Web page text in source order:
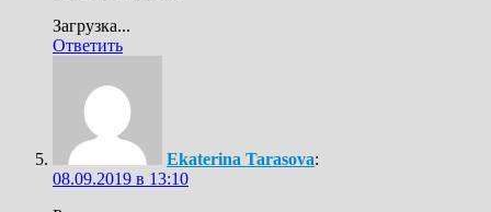
Загрузка...
Ответить
Ekaterina Tarasova:
08.09.2019 в 13:10